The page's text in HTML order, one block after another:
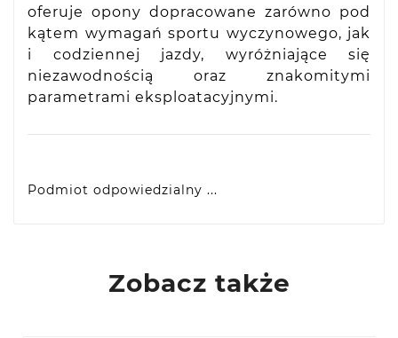
oferuje opony dopracowane zarówno pod
kątem wymagań sportu wyczynowego, jak
i codziennej jazdy, wyróżniające się
niezawodnością oraz znakomitymi
parametrami eksploatacyjnymi.
Podmiot odpowiedzialny ...
Zobacz także